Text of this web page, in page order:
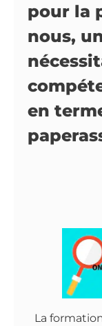
pour la
nous,
en
La